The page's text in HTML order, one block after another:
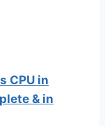
CPU in
& in